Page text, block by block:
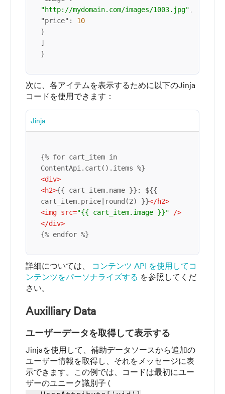
"http://mydomain.com/images/1003.jpg" ,
"price" :
10
}
]
}
次に、各アイテムを表示するために以下のJinja
コードを使用できます：
Jinja
{% for cart_item in
<div>
<h2>{{ cart_item.name }}: ${{
cart_item.price|round(2) }}</h2>
<img src="{{ cart_item.image }}" />
</div>
{% endfor %}
詳細については、 コンテンツ API を使用してコ
ンテンツをパーソナライズする を参照してくだ
さい。
Auxilliary Data
ユーザーデータを取得して表示する
Jinjaを使用して、補助データソースから追加の
ユーザー情報を取得し、それをメッセージに表
示できます。この例では、コードは最初にユー
ザーのユニーク識別子 (